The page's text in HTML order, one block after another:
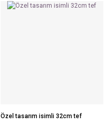
Özel tasarım isimli 32cm tef